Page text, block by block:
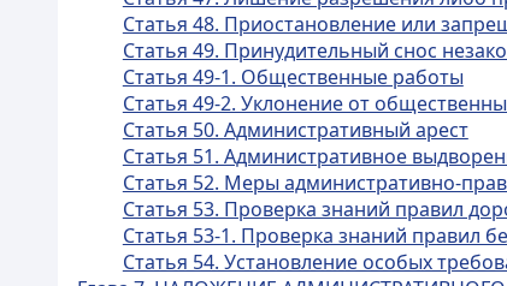
Статья 48. Приостановление или
Статья 49. Принудительный снос
Статья 49-1. Общественные работы
Статья 49-2. Уклонение от
Статья 50. Административный арест
Статья 51. Административное
Статья 52. Меры административно-
Статья 53. Проверка знаний правил
Статья 53-1. Проверка знаний правил
Статья 54. Установление особых